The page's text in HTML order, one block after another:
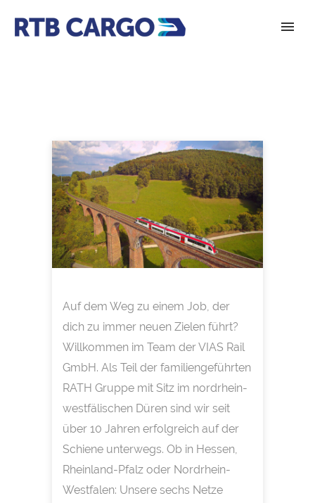
Auf dem Weg zu einem Job, der
dich zu immer neuen Zielen führt?
Willkommen im Team der VIAS Rail
GmbH. Als Teil der familiengeführten
RATH Gruppe mit Sitz im nordrhein-
westfälischen Düren sind wir seit
über 10 Jahren erfolgreich auf der
Schiene unterwegs. Ob in Hessen,
Rheinland-Pfalz oder Nordrhein-
Westfalen: Unsere sechs Netze